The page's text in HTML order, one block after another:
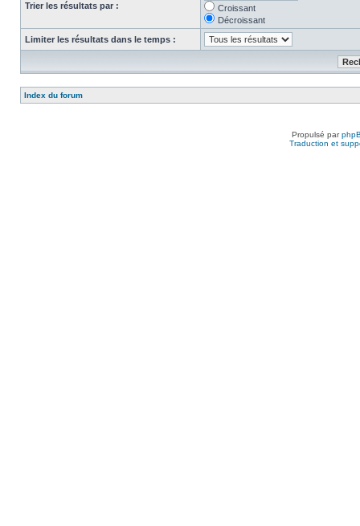
Trier les résultats par :
Croissant
Décroissant
Limiter les résultats dans le temps :
Index du forum
Propulsé par
Traduction et